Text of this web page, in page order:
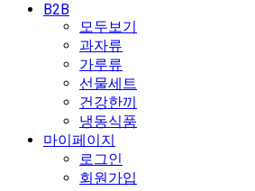
B2B
모두보기
과자류
가루류
선물세트
건강한끼
냉동식품
마이페이지
로그인
회원가입